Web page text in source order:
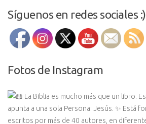
Síguenos en redes sociales :)
Fotos de Instagram